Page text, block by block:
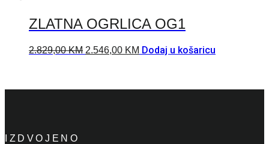
ZLATNA OGRLICA OG1
2.829,00KM 2.546,00 KM Dodaj u košaricu
IZDVOJENO